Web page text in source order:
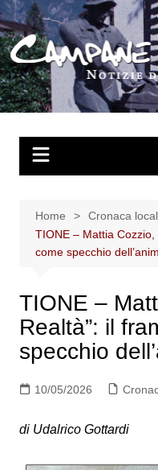
Salta
al
contenuto
Home
Cronaca
TIONE – Mattia Cozzio,
come specchio
TIONE –
Realtà”: il
specchio
10/05/2026
di Udalrico Gottardi